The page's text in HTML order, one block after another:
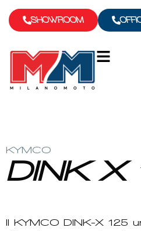
SHOWROOM
KYMCO
DINK X
Il KYMCO DINK-X 125